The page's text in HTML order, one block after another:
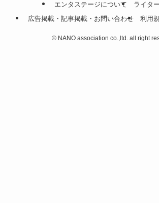
エンタステージについて
ライタ
広告掲載・記事掲載・お問い合わせ
利用
© NANO association co.,ltd. all right